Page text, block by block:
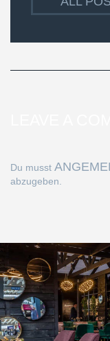
Du musst
abzugeben.